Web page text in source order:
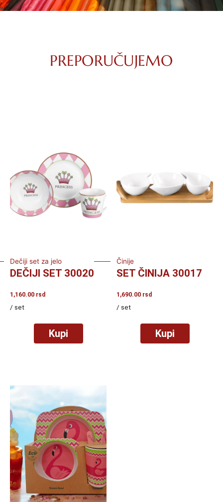
PREPORUČUJEMO
Dečiji set za jelo
DEČIJI SET 30020
1,160.00 rsd
/ set
Kupi
Činije
SET ČINIJA 30017
1,690.00 rsd
/ set
Kupi